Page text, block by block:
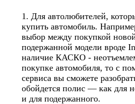
1. Для автолюбителей,
купить автомобиль.
выбор между покупкой
подержанной модели вроде
наличие КАСКО -
покупке автомобиля, то с
сервиса вы сможете
обойдется полис — как для
и для подержанного.